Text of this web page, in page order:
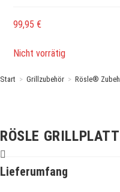
99,95 €
Nicht vorrätig
Start > Grillzubehör > Rösle®
RÖSLE
Lieferumfang